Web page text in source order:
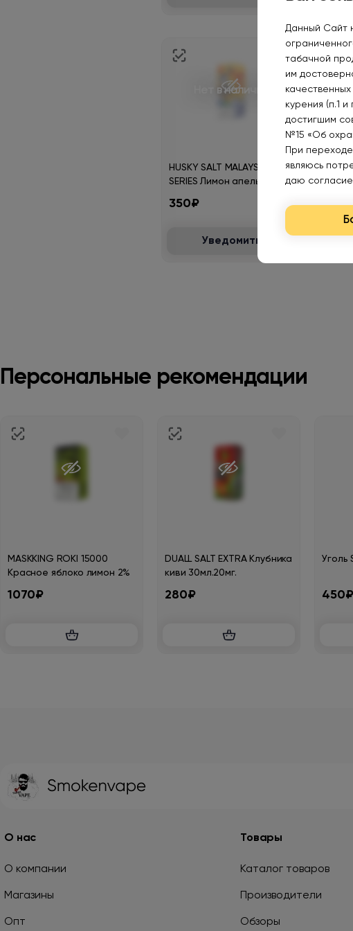
Нет в наличии
HUSKY SALT MALAYSIAN
SERIES Лимон апельсин с
350₽
Уведомить
350₽
Персональные рекомендации
MASKKING ROKI 15000
Красное яблоко лимон 2%
1070₽
DUALL SALT EXTRA Клубника
киви 30мл.20мг.
280₽
Уголь
450₽
О нас
О компании
Магазины
Опт
Товары
Каталог товаров
Производители
Обзоры
Данный Сайт
табачной
им
курения (п.1
достигшим
№15 «Об
При
являюсь
даю